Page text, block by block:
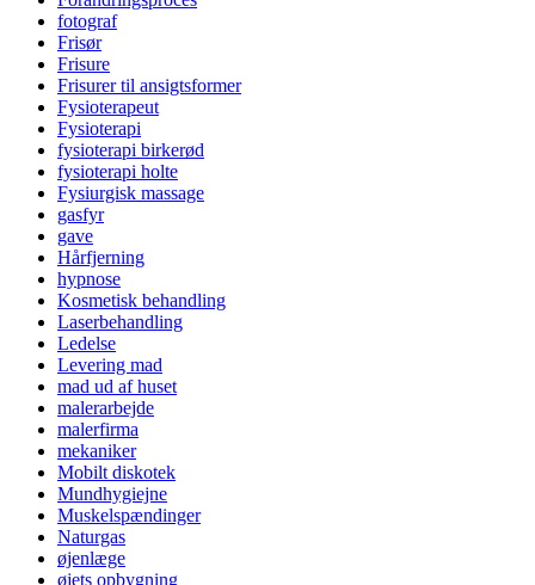
fotograf
Frisør
Frisure
Frisurer til ansigtsformer
Fysioterapeut
Fysioterapi
fysioterapi birkerød
fysioterapi holte
Fysiurgisk massage
gasfyr
gave
Hårfjerning
hypnose
Kosmetisk behandling
Laserbehandling
Ledelse
Levering mad
mad ud af huset
malerarbejde
malerfirma
mekaniker
Mobilt diskotek
Mundhygiejne
Muskelspændinger
Naturgas
øjenlæge
øjets opbygning